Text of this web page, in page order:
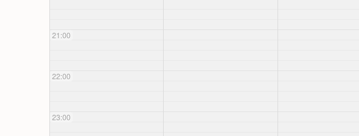
21:00
22:00
23:00